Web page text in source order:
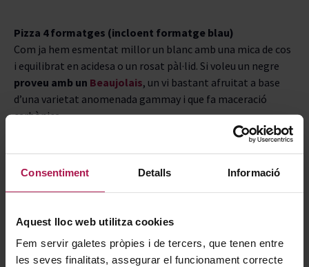
Consentiment Detalls Informació
Aquest lloc web utilitza cookies
Fem servir galetes pròpies i de tercers, que tenen entre
les seves finalitats, assegurar el funcionament correcte
Pizza 4 formatges (incloent formatge blau)
Com ja hem esmentat millor un blanc amb una mica de cos
i equilibrat en acidesa o un rosat pàl·lid. Si voleu un negre
proveu amb un Beaujolais, un vi bastant afruitat a base
d’una varietat anomenada gammay i que fa maceració
carbònica.
-30%